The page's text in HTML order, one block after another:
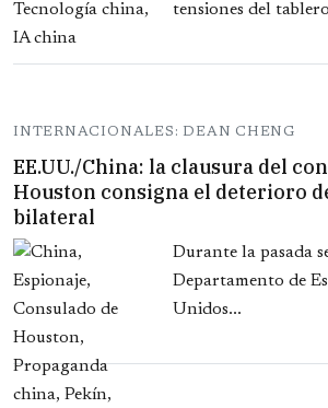
tensiones del
INTERNACIONALES: DEAN CHENG
EE.UU./China: la clausura del
Houston consigna el deterioro
bilateral
Durante la pasada
Departamento de
Unidos...